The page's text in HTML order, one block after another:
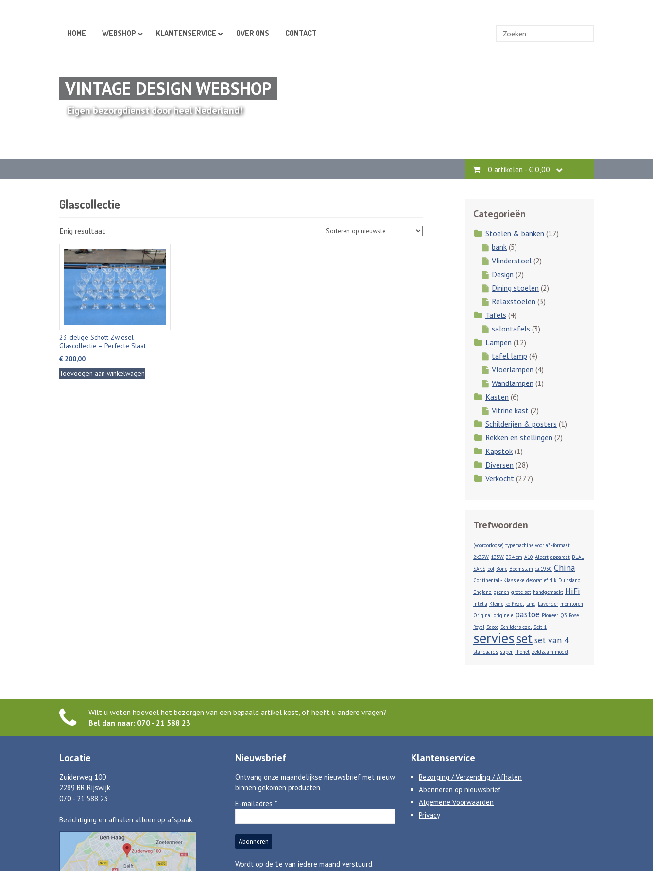
HOME WEBSHOP KLANTENSERVICE OVER ONS CONTACT
Zoek
VINTAGE DESIGN WEBSHOP
Eigen bezorgdienst door heel Nederland!
0 artikelen - € 0,00
Glascollectie
Enig resultaat
23-delige Schott Zwiesel
Glascollectie – Perfecte Staat
€ 200,00
Toevoegen aan winkelwagen
Categorieën
Stoelen & banken (17)
bank (5)
Vlinderstoel (2)
Design (2)
Dining stoelen (2)
Relaxstoelen (3)
Tafels (4)
salontafels (3)
Lampen (12)
tafel lamp (4)
Vloerlampen (4)
Wandlampen (1)
Kasten (6)
Vitrine kast (2)
Schilderijen & posters (1)
Rekken en stellingen (2)
Kapstok (1)
Diversen (28)
Verkocht (277)
Trefwoorden
(vooroorlogse) typemachine voor a3-formaat
2x35W 135W 394 cm A10 Albert apparaat BLAU
SAKS bol Bone Boomstam ca.1930 China
Continental - Klassieke decoratief dik Duitsland
England grenen grote set handgemaakt HiFi
Intelia Kleine koffiezet lang Lavender monitoren
Original originele pastoe Pioneer Q3 Rose
Royal Saeco Schilders ezel Seit 1
serviessetset van 4
standaards super Thonet zeldzaam model
Wilt u weten hoeveel het bezorgen van een bepaald artikel kost, of heeft u andere vragen?
Bel dan naar: 070 - 21 588 23
Locatie
Zuiderweg 100
2289 BR Rijswijk
070 - 21 588 23
Bezichtiging en afhalen alleen op afspaak.
Nieuwsbrief
Ontvang onze maandelijkse nieuwsbrief met nieuw
binnen gekomen producten.
E-mailadres *
Wordt op de 1e van iedere maand verstuurd.
Klantenservice
Bezorging / Verzending / Afhalen
Abonneren op nieuwsbrief
Algemene Voorwaarden
Privacy